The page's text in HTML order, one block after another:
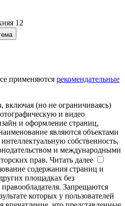
12
применяются рекомендательные
включая (но не ограничиваясь)
и видео
и оформление страниц,
являются объектами
собственность,
и международными
прав. Читать далее
содержания страниц и
площадках без
Запрещаются
которых у пользователей